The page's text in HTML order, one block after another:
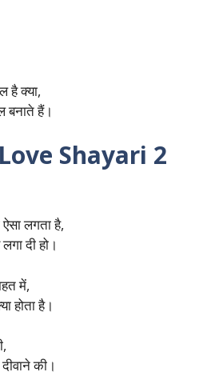
है क्या,
बनाते हैं।
Shayari 2
लगता है,
दी हो।
में,
होता है।
की।